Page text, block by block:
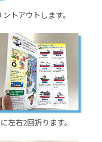
トアウトします。
左右2回折ります。